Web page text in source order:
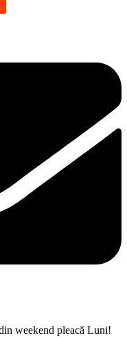
weekend pleacă Luni!